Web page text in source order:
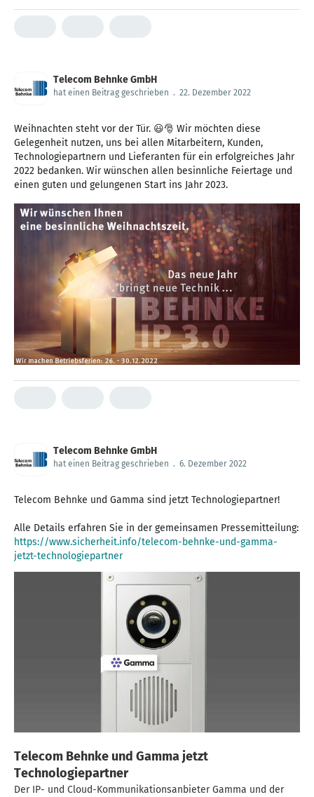
Telecom Behnke GmbH
hat einen Beitrag geschrieben . 22. Dezember 2022
Weihnachten steht vor der Tür. 😃🎅 Wir möchten diese
Gelegenheit nutzen, uns bei allen Mitarbeitern, Kunden,
Technologiepartnern und Lieferanten für ein erfolgreiches Jahr
2022 bedanken. Wir wünschen allen besinnliche Feiertage und
einen guten und gelungenen Start ins Jahr 2023.
Telecom Behnke GmbH
hat einen Beitrag geschrieben . 6. Dezember 2022
Telecom Behnke und Gamma sind jetzt Technologiepartner!
Alle Details erfahren Sie in der gemeinsamen Pressemitteilung:
https://www.sicherheit.info/telecom-behnke-und-gamma-
jetzt-technologiepartner
Telecom Behnke und Gamma jetzt
Technologiepartner
Der IP- und Cloud-Kommunikationsanbieter Gamma und der